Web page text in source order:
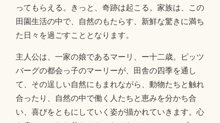
ってもらえる。きっと、奇跡は起こる。家族は、この
田園生活の中で、自然のもたらす、新鮮な驚きに満ち
た日々を過ごすこととなります。
主人公は、一家の娘であるマーリ、ー十二歳。ピッツ
バーグの都会っ子のマーリーが、田舎の四季を通し
て、その逞しい自然にもまれながら、動物たちと触れ
合ったり、自然の中で働く人たちと恵みを分かち合
い、喜びをともにしていく姿が描かれていきます。心